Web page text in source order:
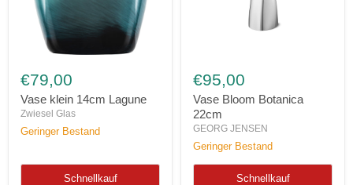
klein
14cm
Lagune
€79,00
Vase klein 14cm Lagune
Zwiesel Glas
Geringer Bestand
Schnellkauf
Bloom
Botanica
22cm
€95,00
Vase Bloom Botanica
22cm
GEORG JENSEN
Geringer Bestand
Schnellkauf